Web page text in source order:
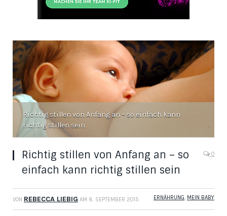
Richtig stillen von Anfang an – so einfach kann
richtig stillen sein
Richtig stillen von Anfang an – so
einfach kann richtig stillen sein
0
VON REBECCA LIEBIG AM 8. SEPTEMBER 2015 ERNÄHRUNG, MEIN BABY